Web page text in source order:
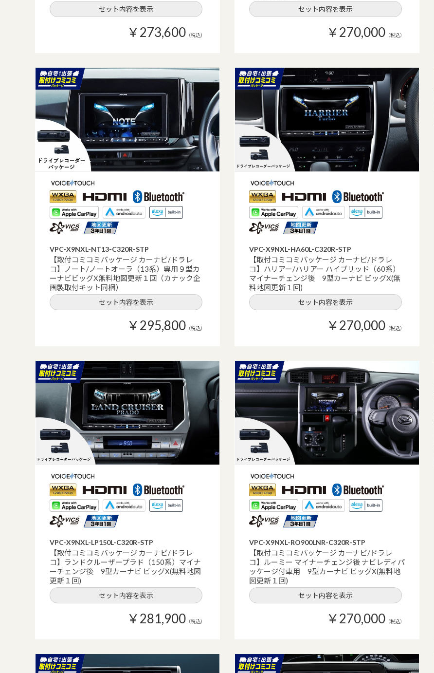
セット内容を表示
￥273,600 （税込）
セット内容を表示
￥270,000 （税込）
VPC-X9NXL-NT13-C320R-STP
【取付コミコミパッケージ カーナビ/ドラレ
コ】ノート/ノートオーラ（13系）専用９型カ
ーナビビッグX無料地図更新１回（カナック企
画製取付キット同梱）
セット内容を表示
￥295,800 （税込）
VPC-X9NXL-HA60L-C320R-STP
【取付コミコミパッケージ カーナビ/ドラレ
コ】ハリアー/ハリアー ハイブリッド（60系）
マイナーチェンジ後 9型カーナビ ビッグX(無
料地図更新１回)
セット内容を表示
￥270,000 （税込）
VPC-X9NXL-LP150L-C320R-STP
【取付コミコミパッケージ カーナビ/ドラレ
コ】ランドクルーザープラド（150系）マイナ
ーチェンジ後 9型カーナビ ビッグX(無料地図
更新１回)
セット内容を表示
￥281,900 （税込）
VPC-X9NXL-RO900LNR-C320R-STP
【取付コミコミパッケージ カーナビ/ドラレ
コ】ルーミー マイナーチェンジ後 ナビレディパ
ッケージ付車用 9型カーナビ ビッグX(無料地
図更新１回)
セット内容を表示
￥270,000 （税込）